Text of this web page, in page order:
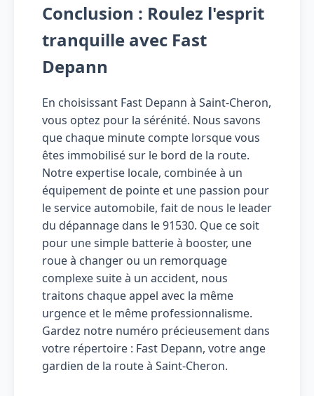
Conclusion : Roulez l'esprit
tranquille avec Fast
Depann
En choisissant Fast Depann à Saint-Cheron,
vous optez pour la sérénité. Nous savons
que chaque minute compte lorsque vous
êtes immobilisé sur le bord de la route.
Notre expertise locale, combinée à un
équipement de pointe et une passion pour
le service automobile, fait de nous le leader
du dépannage dans le 91530. Que ce soit
pour une simple batterie à booster, une
roue à changer ou un remorquage
complexe suite à un accident, nous
traitons chaque appel avec la même
urgence et le même professionnalisme.
Gardez notre numéro précieusement dans
votre répertoire : Fast Depann, votre ange
gardien de la route à Saint-Cheron.